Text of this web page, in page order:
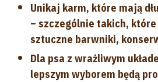
Unikaj karm, które mają
– szczególnie takich,
sztuczne barwniki,
Dla psa z wrażliwym
lepszym wyborem będą